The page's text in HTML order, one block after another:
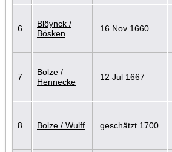
6
Blöynck /
Bösken
16 Nov 1660
7
Bolze /
Hennecke
12 Jul 1667
8 Bolze / Wulff geschätzt 1700